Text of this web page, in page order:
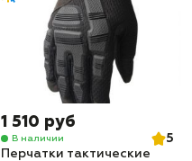
1 510 руб
В наличии
5
Перчатки тактические